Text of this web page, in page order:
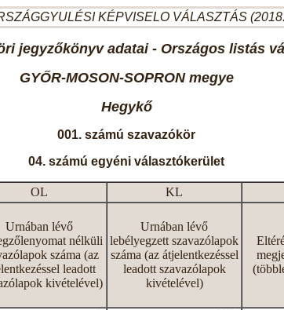
KÉPVISELO VÁLASZTÁS
jegyzőkönyv adatai - Országos listás
GYŐR-MOSON-SOPRON megye
Hegykő
001. számú szavazókör
04. számú egyéni választókerület
OL KL
Urnában lévő
nélküli
száma (az
leadott
kivételével)
Urnában lévő
lebélyegzett szavazólapok
száma (az átjelentkezéssel
leadott szavazólapok
kivételével)